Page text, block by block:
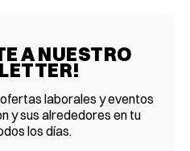
A NUESTRO
laborales y eventos
y sus alrededores en tu
los días.